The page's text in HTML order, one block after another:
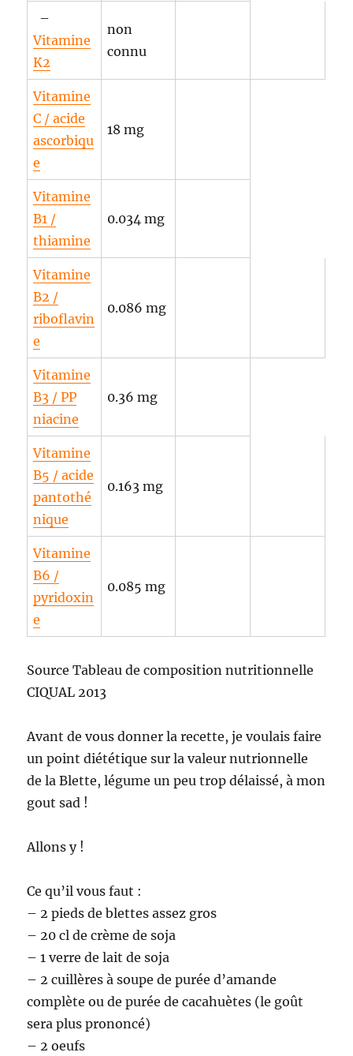
–
Vitamine
K2
non
connu
Vitamine
C / acide
ascorbiqu
e
18 mg
Vitamine
B1 /
thiamine
0.034 mg
Vitamine
B2 /
riboflavin
e
0.086 mg
Vitamine
B3 / PP
niacine
0.36 mg
Vitamine
B5 / acide
pantothé
nique
0.163 mg
Vitamine
B6 /
pyridoxin
e
0.085 mg
Source Tableau de composition nutritionnelle
CIQUAL 2013
Avant de vous donner la recette, je voulais faire
un point diététique sur la valeur nutrionnelle
de la Blette, légume un peu trop délaissé, à mon
gout sad !
Allons y !
Ce qu’il vous faut :
– 2 pieds de blettes assez gros
– 20 cl de crème de soja
– 1 verre de lait de soja
– 2 cuillères à soupe de purée d’amande
complète ou de purée de cacahuètes (le goût
sera plus prononcé)
– 2 oeufs